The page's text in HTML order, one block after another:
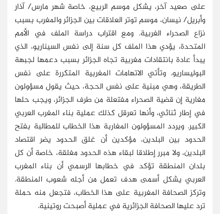
على صعيد آخر، يشكل موسم الربيع، خاصة شهر مارس/ آذار
وأبريل/ نيسان، موسم توتر العلاقات بين الجزائر والمغرب بسبب
نزاع الصحراء الغربية. ومع اقتراب دراسة الملف في الأمم
المتحدة، يؤدي هذا الملف كل سنة إلى نفس السيناريو، الذي
يبدأ عادة بانتقادات مغربية تجاه الجزائر بسبب دعمها لجبهة
البوليساريو. وتأتي الاتهامات المغربية المتكررة على نفس
الطريقة، وهي مبنية على نفس الحجة، حيث يقول مسؤولون
مغارية إن قضية الصحراء مفتعلة من طرف الجزائر، ويجب حلها
في إطار ثنائي، وأنها تعرقل كذلك عملية بناء المغرب العربي
الكبير. ويردد المسؤولون المغاربة هذا الخطاب للمطالبة بفتح
الحدود بين البلدين، مؤكدين أن غلق الحدود يضر اقتصاد
البلدين، ولا مبرر إطلاقا لبقاء هذه الحدود مغلقة، خاصة أن كل
بلدان المنطقة تؤكد في خطابها الرسمي أن بناء المغرب
العربي يشكل أسمى هدف تعمل من أجله شعوب المنطقة.
وتركز الصحافة المغربية على هذا الخطاب، فتجعل منه حملة
ترد عليها الصحافة الجزائرية في عملية أصبحت روتينية.